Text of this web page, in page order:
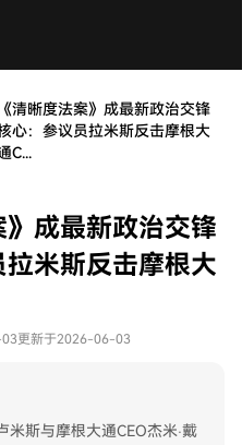
《清晰度法案》成最新政治交锋
心：参议员拉米斯反击摩根大
C...
》成最新政治交锋
米斯反击摩根大
更新于2026-06-03
米斯与摩根大通CEO杰米·戴